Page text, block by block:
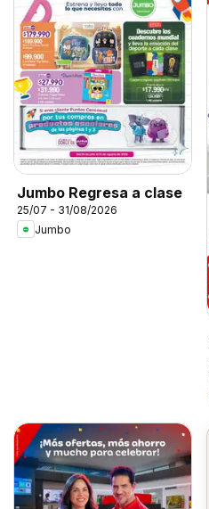
Jumbo Regresa a clase
25/07 - 31/08/2026
Jumbo